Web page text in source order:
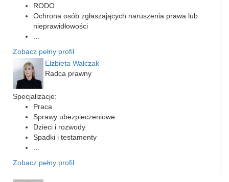
RODO
Ochrona osób zgłaszających naruszenia prawa lub
nieprawidłowości
Zobacz pełny profil
Elżbieta Walczak
Radca prawny
Specjalizacje:
Praca
Sprawy ubezpieczeniowe
Dzieci i rozwody
Spadki i testamenty
Zobacz pełny profil